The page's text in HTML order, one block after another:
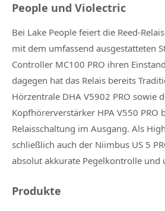
People und Violectric
Bei Lake People feiert die Reed-
mit dem umfassend ausgestatteten
Controller MC100 PRO ihren
dagegen hat das Relais bereits
Hörzentrale DHA V5902 PRO sowie
Kopfhörerverstärker HPA V550 PRO
Relaisschaltung im Ausgang. Als
schließlich auch der Niimbus US 5
absolut akkurate Pegelkontrolle und
Produkte